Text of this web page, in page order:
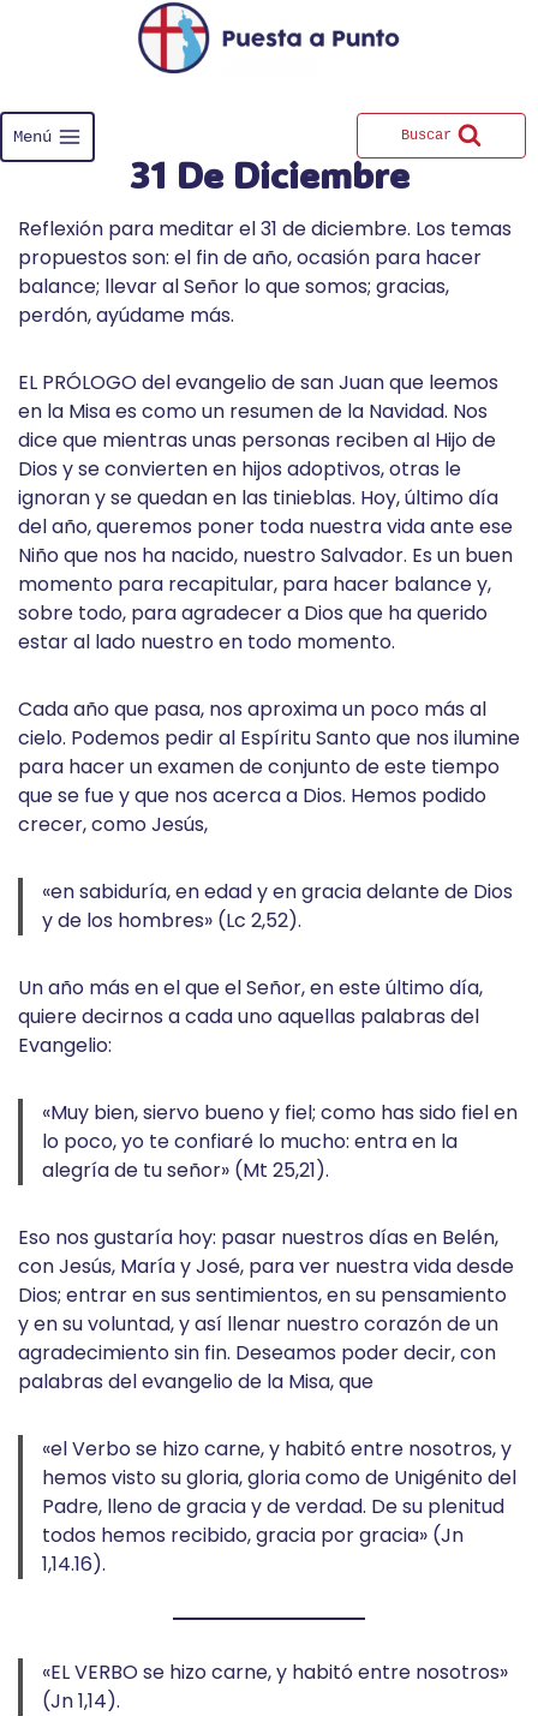
Menú Buscar
31 De Diciembre
Reflexión para meditar el 31 de diciembre. Los temas
propuestos son: ​el fin de año, ocasión para hacer
balance; llevar al Señor lo que somos; gracias,
perdón, ayúdame más.
EL PRÓLOGO del evangelio de san Juan que leemos
en la Misa es como un resumen de la Navidad. Nos
dice que mientras unas personas reciben al Hijo de
Dios y se convierten en hijos adoptivos, otras le
ignoran y se quedan en las tinieblas. Hoy, último día
del año, queremos poner toda nuestra vida ante ese
Niño que nos ha nacido, nuestro Salvador. Es un buen
momento para recapitular, para hacer balance y,
sobre todo, para agradecer a Dios que ha querido
estar al lado nuestro en todo momento.
Cada año que pasa, nos aproxima un poco más al
cielo. Podemos pedir al Espíritu Santo que nos ilumine
para hacer un examen de conjunto de este tiempo
que se fue y que nos acerca a Dios. Hemos podido
crecer, como Jesús,
«en sabiduría, en edad y en gracia delante de Dios
y de los hombres» (Lc 2,52).
Un año más en el que el Señor, en este último día,
quiere decirnos a cada uno aquellas palabras del
Evangelio:
«Muy bien, siervo bueno y fiel; como has sido fiel en
lo poco, yo te confiaré lo mucho: entra en la
alegría de tu señor» (Mt 25,21).
Eso nos gustaría hoy: pasar nuestros días en Belén,
con Jesús, María y José, para ver nuestra vida desde
Dios; entrar en sus sentimientos, en su pensamiento
y en su voluntad, y así llenar nuestro corazón de un
agradecimiento sin fin. Deseamos poder decir, con
palabras del evangelio de la Misa, que
«el Verbo se hizo carne, y habitó entre nosotros, y
hemos visto su gloria, gloria como de Unigénito del
Padre, lleno de gracia y de verdad. De su plenitud
todos hemos recibido, gracia por gracia» (Jn
1,14.16).
«EL VERBO se hizo carne, y habitó entre nosotros»
(Jn 1,14).